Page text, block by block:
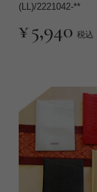
(LL)/2221042-**
¥5,940 税込